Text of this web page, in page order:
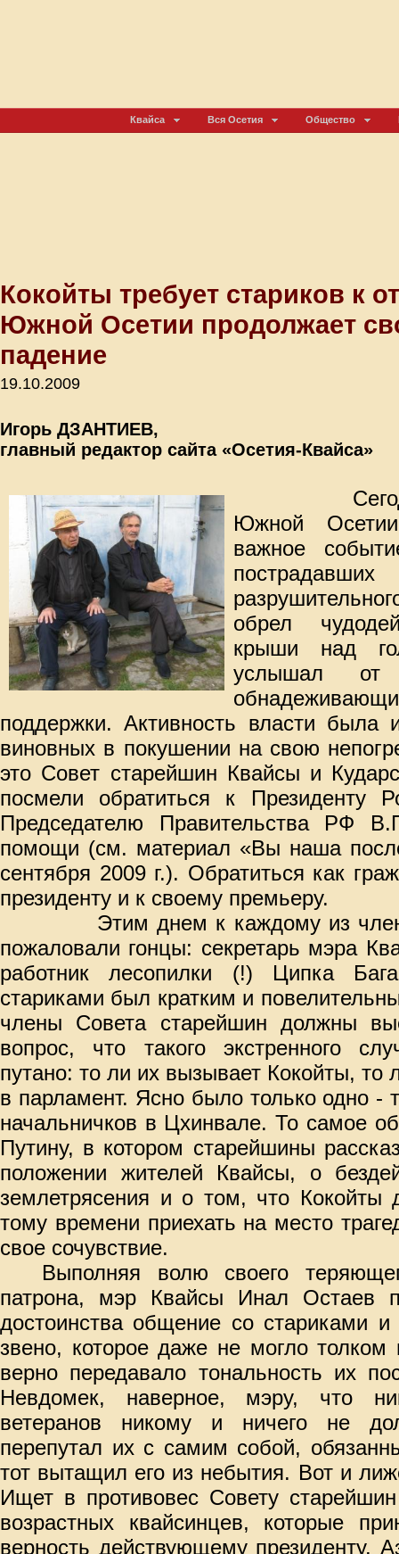
Квайса Вся Осетия Общество
Кокойты требует стариков к
Южной Осетии продолжает
падение
19.10.2009
Игорь ДЗАНТИЕВ,
главный редактор сайта «Осетия-Квайса»
Сег
Южной
важное
обрел
крыши над
услышал от
поддержки. Активность власти была
виновных в покушении на свою
это Совет старейшин Квайсы и
посмели обратиться к Президенту
Председателю Правительства РФ
помощи (см. материал «Вы наша
сентября 2009 г.). Обратиться как
президенту и к своему премьеру.
Этим днем к каждому из
пожаловали гонцы: секретарь мэра
работник лесопилки (!) Ципка
стариками был кратким и
члены Совета старейшин должны
вопрос, что такого экстренного
путано: то ли их вызывает Кокойты, то
в парламент. Ясно было только одно -
начальничков в Цхинвале. То самое
Путину, в котором старейшины
положении жителей Квайсы, о
землетрясения и о том, что Кокойты
тому времени приехать на место
свое сочувствие.
Выполняя волю своего
патрона, мэр Квайсы Инал Остаев
достоинства общение со стариками
звено, которое даже не могло толком
верно передавало тональность их
Невдомек, наверное, мэру, что
ветеранов никому и ничего не
перепутал их с самим собой,
тот вытащил его из небытия. Вот и
Ищет в противовес Совету
возрастных квайсинцев, которые
верность действующему президенту.